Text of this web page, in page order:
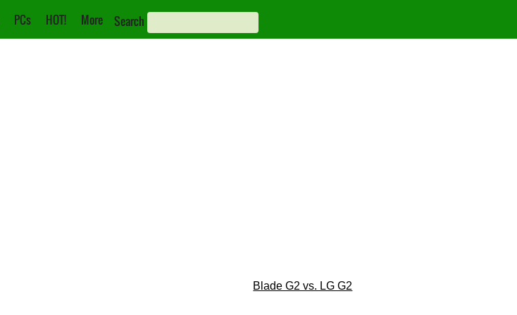
PCs HOT! More Search
Blade G2 vs. LG G2